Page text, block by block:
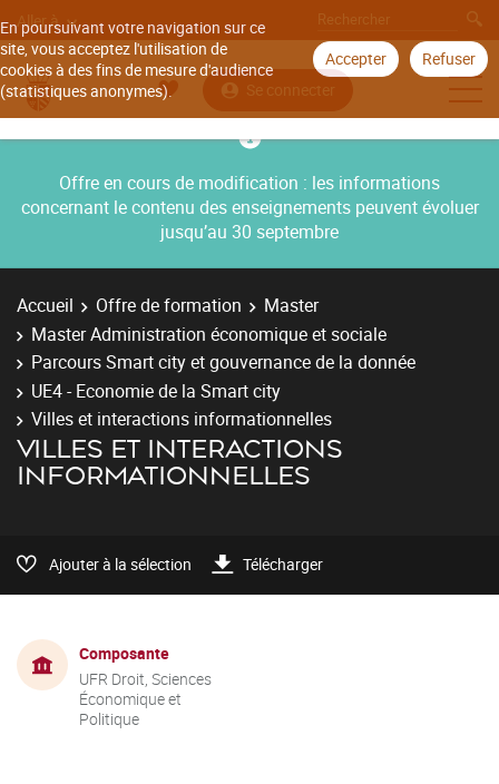
En poursuivant votre navigation sur ce
site, vous acceptez l'utilisation de
cookies à des fins de mesure d'audience
(statistiques anonymes).
Accepter Refuser
Aller à
Se connecter
Offre en cours de modification : les informations
concernant le contenu des enseignements peuvent évoluer
jusqu’au 30 septembre
Accueil Offre de formation
Master
Master Administration économique et sociale
Parcours Smart city et gouvernance de la donnée
UE4 - Economie de la Smart city
Villes et interactions informationnelles
VILLES ET INTERACTIONS
INFORMATIONNELLES
Ajouter à la sélection Télécharger
Composante
UFR Droit, Sciences
Économique et
Politique